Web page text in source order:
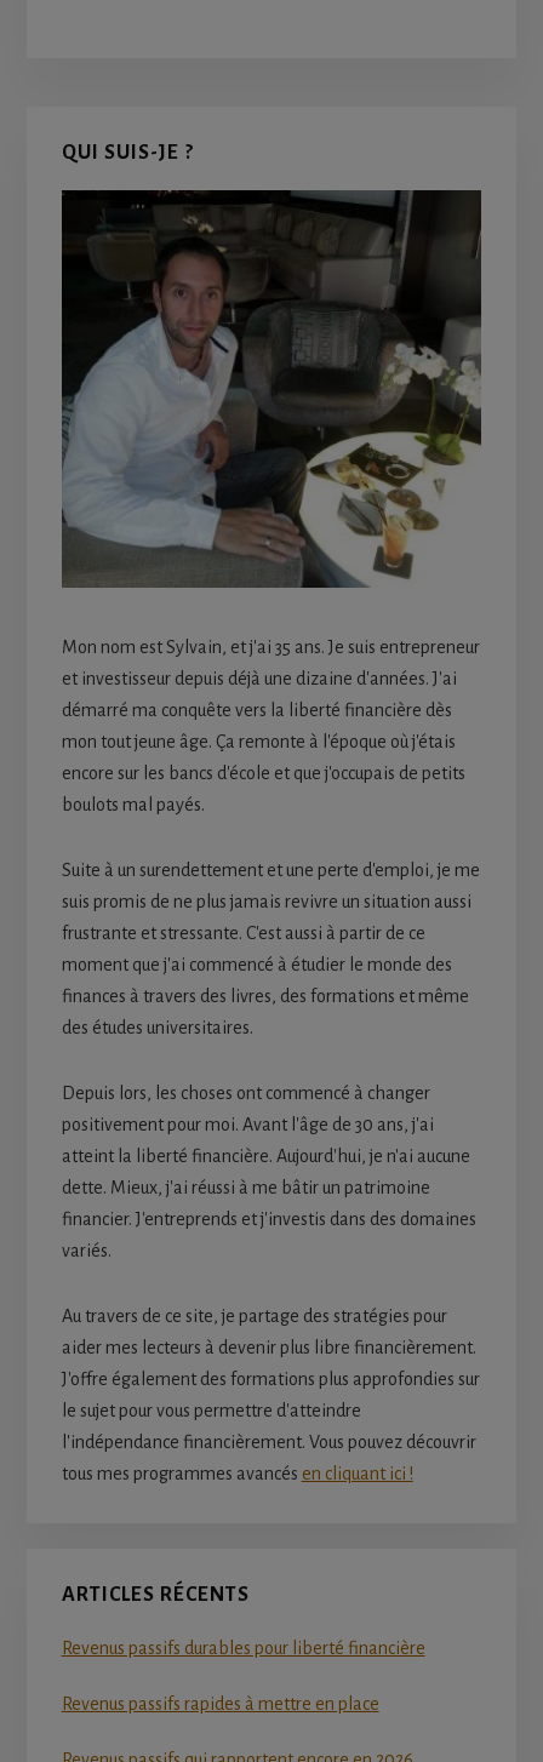
Primary
Sidebar
QUI SUIS-JE ?
Mon nom est Sylvain, et j'ai 35 ans. Je suis entrepreneur
et investisseur depuis déjà une dizaine d'années. J'ai
démarré ma conquête vers la liberté financière dès
mon tout jeune âge. Ça remonte à l'époque où j'étais
encore sur les bancs d'école et que j'occupais de petits
boulots mal payés.
Suite à un surendettement et une perte d'emploi, je me
suis promis de ne plus jamais revivre un situation aussi
frustrante et stressante. C'est aussi à partir de ce
moment que j'ai commencé à étudier le monde des
finances à travers des livres, des formations et même
des études universitaires.
Depuis lors, les choses ont commencé à changer
positivement pour moi. Avant l'âge de 30 ans, j'ai
atteint la liberté financière. Aujourd'hui, je n'ai aucune
dette. Mieux, j'ai réussi à me bâtir un patrimoine
financier. J'entreprends et j'investis dans des domaines
variés.
Au travers de ce site, je partage des stratégies pour
aider mes lecteurs à devenir plus libre financièrement.
J'offre également des formations plus approfondies sur
le sujet pour vous permettre d'atteindre
l'indépendance financièrement. Vous pouvez découvrir
tous mes programmes avancés en cliquant ici !
ARTICLES RÉCENTS
Revenus passifs durables pour liberté financière
Revenus passifs rapides à mettre en place